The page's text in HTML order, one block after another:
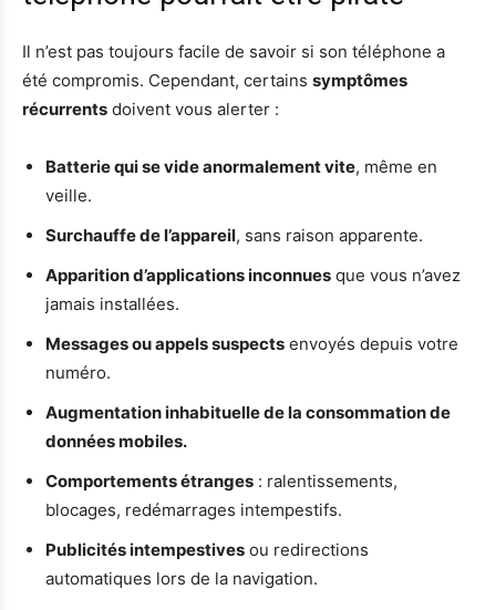
Il n’est pas toujours facile de savoir si son téléphone a
été compromis. Cependant, certains symptômes
récurrents doivent vous alerter :
Batterie qui se vide anormalement vite, même en
veille.
Surchauffe de l’appareil, sans raison apparente.
Apparition d’applications inconnues que vous n’avez
jamais installées.
Messages ou appels suspects envoyés depuis votre
numéro.
Augmentation inhabituelle de la consommation de
données mobiles.
Comportements étranges : ralentissements,
blocages, redémarrages intempestifs.
Publicités intempestives ou redirections
automatiques lors de la navigation.